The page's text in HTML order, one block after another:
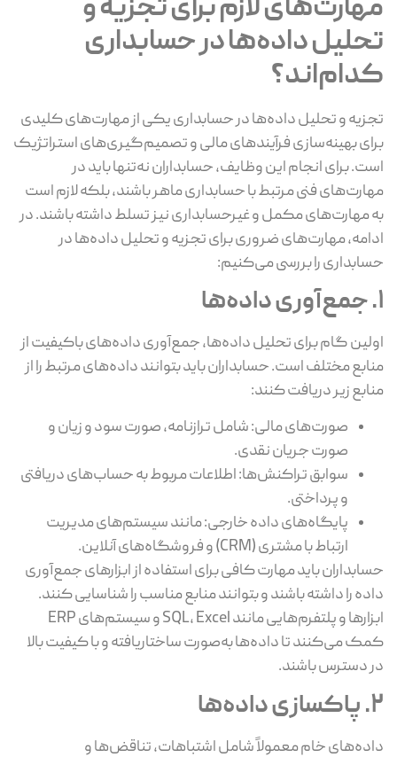
مهارت‌های لازم برای تجزیه و
تحلیل داده‌ها در حسابداری
کدام‌اند؟
تجزیه و تحلیل داده‌ها در حسابداری یکی از مهارت‌های کلیدی
برای بهینه‌سازی فرآیندهای مالی و تصمیم‌گیری‌های استراتژیک
است. برای انجام این وظایف، حسابداران نه‌تنها باید در
مهارت‌های فنی مرتبط با حسابداری ماهر باشند، بلکه لازم است
به مهارت‌های مکمل و غیرحسابداری نیز تسلط داشته باشند. در
ادامه، مهارت‌های ضروری برای تجزیه و تحلیل داده‌ها در
حسابداری را بررسی می‌کنیم:
1. جمع‌آوری داده‌ها
اولین گام برای تحلیل داده‌ها، جمع‌آوری داده‌های باکیفیت از
منابع مختلف است. حسابداران باید بتوانند داده‌های مرتبط را از
منابع زیر دریافت کنند:
صورت‌های مالی: شامل ترازنامه، صورت سود و زیان و
صورت جریان نقدی.
سوابق تراکنش‌ها: اطلاعات مربوط به حساب‌های دریافتی
و پرداختی.
پایگاه‌های داده خارجی: مانند سیستم‌های مدیریت
ارتباط با مشتری (CRM) و فروشگاه‌های آنلاین.
حسابداران باید مهارت کافی برای استفاده از ابزارهای جمع‌آوری
داده را داشته باشند و بتوانند منابع مناسب را شناسایی کنند.
ابزارها و پلتفرم‌هایی مانند SQL، Excel و سیستم‌های ERP
کمک می‌کنند تا داده‌ها به‌صورت ساختاریافته و با کیفیت بالا
در دسترس باشند.
2. پاکسازی داده‌ها
داده‌های خام معمولاً شامل اشتباهات، تناقض‌ها و